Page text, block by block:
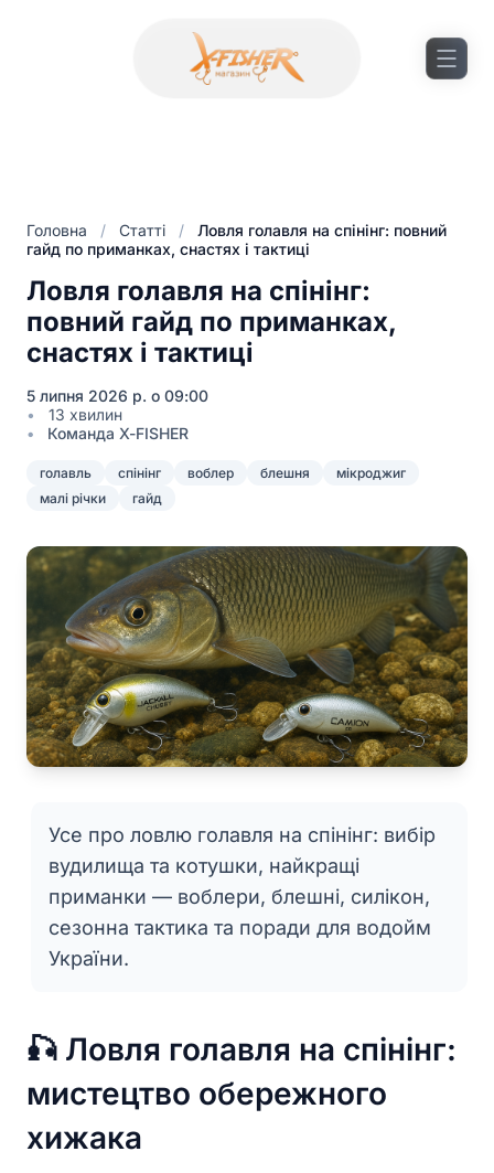
Головна / Статті /
Ловля голавля на спінінг: повний
гайд по приманках, снастях і тактиці
Ловля голавля на спінінг:
повний гайд по приманках,
снастях і тактиці
5 липня 2026 р. о 09:00
13 хвилин
Команда X-FISHER
голавль спінінг воблер блешня
мікроджиг
малі річки
гайд
Усе про ловлю голавля на спінінг: вибір
вудилища та котушки, найкращі
приманки — воблери, блешні, силікон,
сезонна тактика та поради для водойм
України.
🎣 Ловля голавля на спінінг:
мистецтво обережного
хижака